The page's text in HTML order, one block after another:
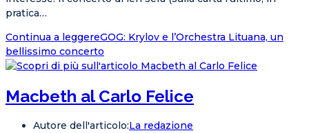
pratica…
Continua a leggereGOG: Krylov e l’Orchestra Lituana, un
bellissimo concerto
Macbeth al Carlo Felice
Autore dell'articolo:La redazione